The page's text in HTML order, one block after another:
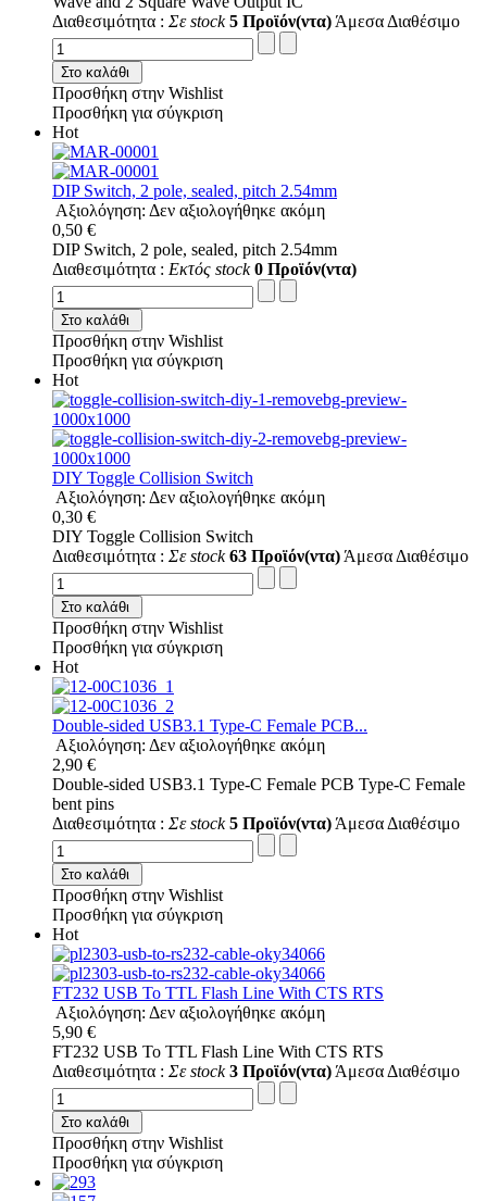
Διαθεσιμότητα : Σε stock 5 Προϊόν(ντα) Άμεσα Διαθέσιμο
Στο καλάθι
Προσθήκη στην Wishlist
Προσθήκη για σύγκριση
Hot
DIP Switch, 2 pole, sealed, pitch 2.54mm
Αξιολόγηση: Δεν αξιολογήθηκε ακόμη
0,50 €
DIP Switch, 2 pole, sealed, pitch 2.54mm
Διαθεσιμότητα : Εκτός stock 0 Προϊόν(ντα)
Στο καλάθι
Προσθήκη στην Wishlist
Προσθήκη για σύγκριση
Hot
DIY Toggle Collision Switch
Αξιολόγηση: Δεν αξιολογήθηκε ακόμη
0,30 €
DIY Toggle Collision Switch
Διαθεσιμότητα : Σε stock 63 Προϊόν(ντα) Άμεσα Διαθέσιμο
Στο καλάθι
Προσθήκη στην Wishlist
Προσθήκη για σύγκριση
Hot
Double-sided USB3.1 Type-C Female PCB...
Αξιολόγηση: Δεν αξιολογήθηκε ακόμη
2,90 €
Double-sided USB3.1 Type-C Female PCB Type-C Female
bent pins
Διαθεσιμότητα : Σε stock 5 Προϊόν(ντα) Άμεσα Διαθέσιμο
Στο καλάθι
Προσθήκη στην Wishlist
Προσθήκη για σύγκριση
Hot
FT232 USB To TTL Flash Line With CTS RTS
Αξιολόγηση: Δεν αξιολογήθηκε ακόμη
5,90 €
FT232 USB To TTL Flash Line With CTS RTS
Διαθεσιμότητα : Σε stock 3 Προϊόν(ντα) Άμεσα Διαθέσιμο
Στο καλάθι
Προσθήκη στην Wishlist
Προσθήκη για σύγκριση